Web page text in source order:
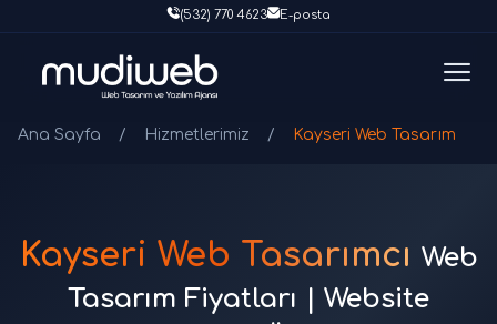
(532) 770 4623 E-posta
Ana Sayfa / Hizmetlerimiz / Kayseri Web Tasarım
Kayseri Web Tasarımcı Web
Tasarım Fiyatları | Website